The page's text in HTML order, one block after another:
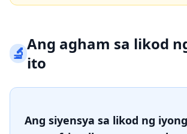
🔬Ang agham sa likod
ito
Ang siyensya sa likod ng